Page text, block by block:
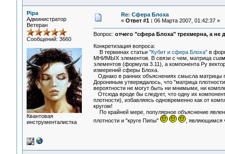
Pipa
Администратор
Ветеран
Сообщений: 3660
Квантовая
инструменталистка
Re: Сфера Блоха
« Ответ #1 : 06 Марта 2007, 01:42:37 »
Вопрос: отчего "сфера Блоха" трехмерна, а не
Конкретизация вопроса:
В терминах статьи "Кубит и сфера Блоха"в
МНИМЫХ элементов. В связи с чем, матрица
элементов (формула 3.11), а компонента Py
измерений сферы Блоха.
Однако в ранних объяснениях смысла матрицы
Дорониным утверждалось, что "матрица
вероятности не могут быть ни мнимыми, ни
Отсюда вроде бы следует, что одну их
плотности), избавляясь одновременно как от
кругом!
По крайней мере, популярное объяснение
плотности и "круге Пипы"
, являющимся